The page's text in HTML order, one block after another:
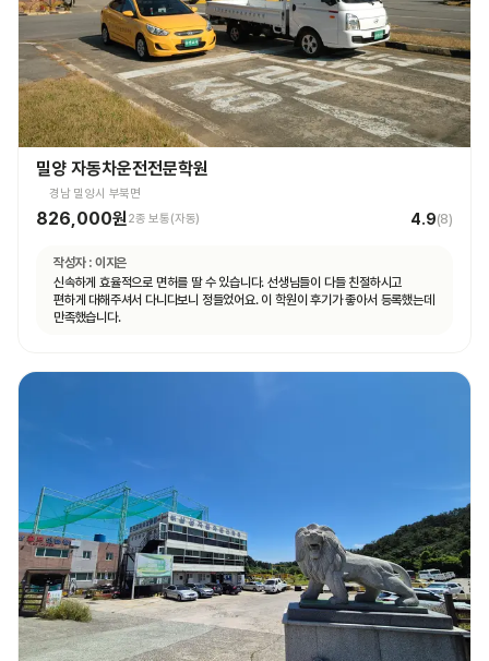
밀양 자동차운전전문학원
경남 밀양시 부북면
826,000원 2종 보통(자동) 4.9(8)
작성자 : 이지은
신속하게 효율적으로 면허를 딸 수 있습니다. 선생님들이 다들 친절하시고
편하게 대해주셔서 다니다보니 정들었어요. 이 학원이 후기가 좋아서 등록했는데
만족했습니다.